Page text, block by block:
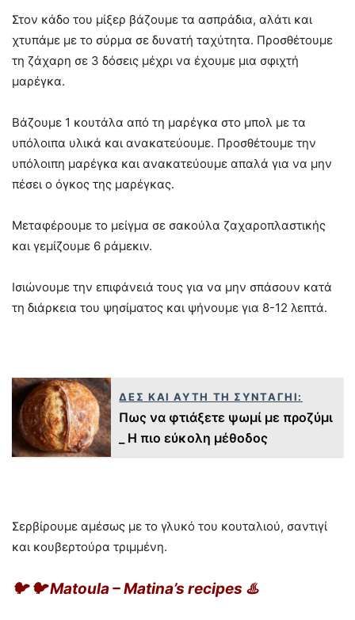
Στον κάδο του μίξερ βάζουμε τα ασπράδια, αλάτι και
χτυπάμε με το σύρμα σε δυνατή ταχύτητα. Προσθέτουμε
τη ζάχαρη σε 3 δόσεις μέχρι να έχουμε μια σφιχτή
μαρέγκα.
Βάζουμε 1 κουτάλα από τη μαρέγκα στο μπολ με τα
υπόλοιπα υλικά και ανακατεύουμε. Προσθέτουμε την
υπόλοιπη μαρέγκα και ανακατεύουμε απαλά για να μην
πέσει ο όγκος της μαρέγκας.
Μεταφέρουμε το μείγμα σε σακούλα ζαχαροπλαστικής
και γεμίζουμε 6 ράμεκιν.
Ισιώνουμε την επιφάνειά τους για να μην σπάσουν κατά
τη διάρκεια του ψησίματος και ψήνουμε για 8-12 λεπτά.
ΔΕΣ ΚΑΙ ΑΥΤΗ ΤΗ ΣΥΝΤΑΓΗΙ:
Πως να φτιάξετε ψωμί με προζύμι
_ Η πιο εύκολη μέθοδος
Σερβίρουμε αμέσως με το γλυκό του κουταλιού, σαντιγί
και κουβερτούρα τριμμένη.
🐦 🐦 Matoula – Matina’s recipes ♨️